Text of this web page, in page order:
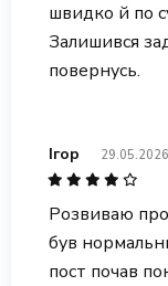
швидко й по
Залишився
повернусь.
Ігор 29.05.2026
Розвиваю
був
пост почав